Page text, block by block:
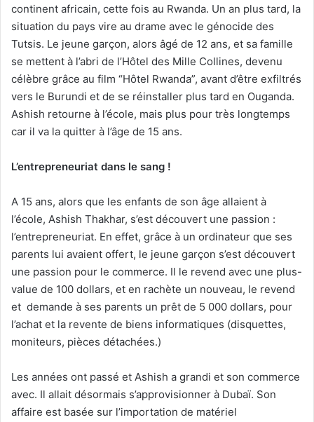
continent africain, cette fois au Rwanda. Un an plus tard, la
situation du pays vire au drame avec le génocide des
Tutsis. Le jeune garçon, alors âgé de 12 ans, et sa famille
se mettent à l’abri de l’Hôtel des Mille Collines, devenu
célèbre grâce au film “Hôtel Rwanda”, avant d’être exfiltrés
vers le Burundi et de se réinstaller plus tard en Ouganda.
Ashish retourne à l’école, mais plus pour très longtemps
car il va la quitter à l’âge de 15 ans.
L’entrepreneuriat dans le sang !
A 15 ans, alors que les enfants de son âge allaient à
l’école, Ashish Thakhar, s’est découvert une passion :
l’entrepreneuriat. En effet, grâce à un ordinateur que ses
parents lui avaient offert, le jeune garçon s’est découvert
une passion pour le commerce. Il le revend avec une plus-
value de 100 dollars, et en rachète un nouveau, le revend
et demande à ses parents un prêt de 5 000 dollars, pour
l’achat et la revente de biens informatiques (disquettes,
moniteurs, pièces détachées.)
Les années ont passé et Ashish a grandi et son commerce
avec. Il allait désormais s’approvisionner à Dubaï. Son
affaire est basée sur l’importation de matériel